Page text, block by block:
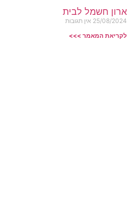
ארון חשמל לבית
25/08/2024 אין תגובות
לקריאת המאמר >>>